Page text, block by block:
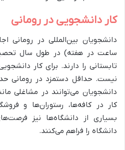
کار دانشجویی در رومانی
ساعت در هفته) در طول سال
تابستانی را دارند. برای کار
دانشجویان می‌توانند در مشاغلی
کار در کافه‌ها، رستوران‌ها و
بسیاری از دانشگاه‌ها نیز
دانشگاه را فراهم می‌کنند.